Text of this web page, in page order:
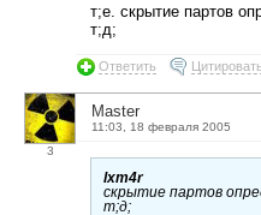
т;е. скрытие партов
т;д;
Ответить Цитировать
3
Master
11:03, 18 февраля 2005
lxm4r
скрытие партов
т;д;